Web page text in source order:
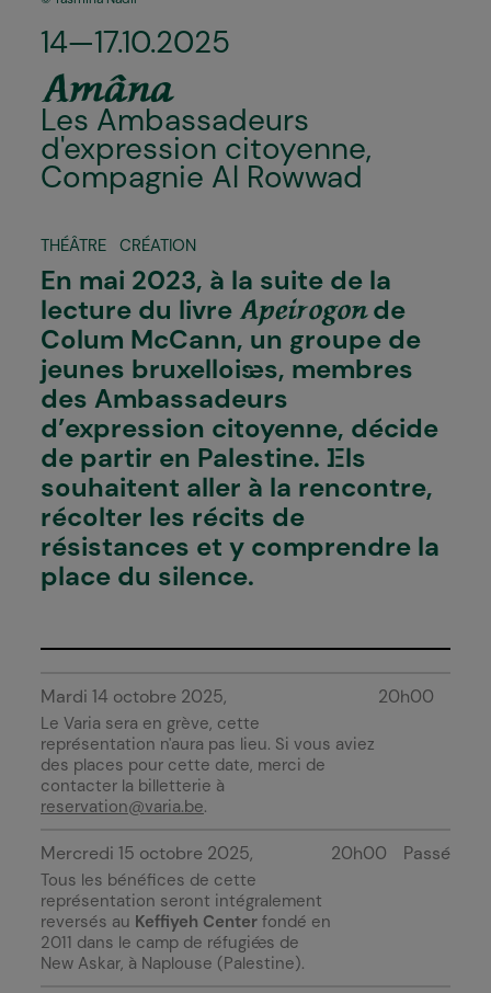
14—17.10.2025
Amâna
Les Ambassadeurs
d'expression citoyenne,
Compagnie Al Rowwad
THÉÂTRE CRÉATION
En mai 2023, à la suite de la
lecture du livre Apeirogonde
Colum McCann, un groupe de
jeunes bruxellois·es, membres
des Ambassadeurs
d’expression citoyenne, décide
de partir en Palestine. I·Els
souhaitent aller à la rencontre,
récolter les récits de
résistances et y comprendre la
place du silence.
Mardi 14 octobre 2025
Le Varia sera en grève, cette
représentation n'aura pas lieu. Si vous aviez
des places pour cette date, merci de
contacter la billetterie à
reservation@varia.be.
20h00
Mercredi 15 octobre 2025
Tous les bénéfices de cette
représentation seront intégralement
reversés au Keffiyeh Center fondé en
2011 dans le camp de réfugié·es de
New Askar, à Naplouse (Palestine).
20h00 Passé